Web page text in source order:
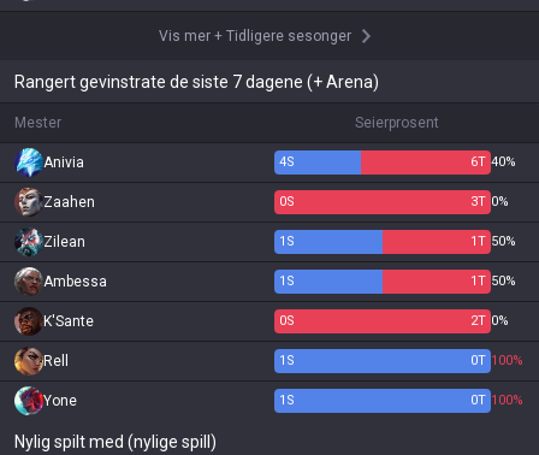
Vis mer + Tidligere sesonger
Rangert gevinstrate de siste 7 dagene (+ Arena)
Mester Seierprosent
Anivia 4S 6T 40%
Zaahen 0S 3T 0%
Zilean 1 S 1T 50%
Ambessa 1 S 1T 50%
K'Sante 0S 2T 0%
Rell 1 S 0T 100%
Yone 1 S 0T 100%
Nylig spilt med (nylige spill)